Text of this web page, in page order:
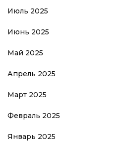
Июль 2025
Июнь 2025
Май 2025
Апрель 2025
Март 2025
Февраль 2025
Январь 2025